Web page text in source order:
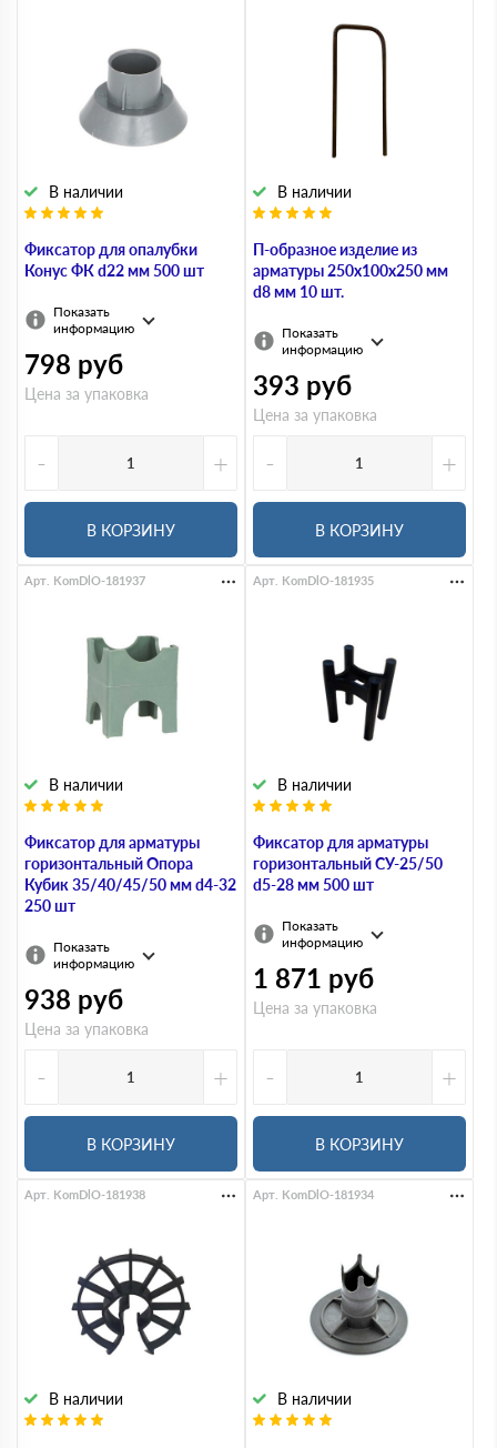
Фиксатор для опалубки
Конус ФК d22 мм 500 шт
В наличии
Показать
информацию
798 руб
Цена за упаковка
- +
В КОРЗИНУ
П-образное изделие из
арматуры 250х100х250 мм
d8 мм 10 шт.
В наличии
Показать
информацию
393 руб
Цена за упаковка
- +
В КОРЗИНУ
Фиксатор для арматуры
горизонтальный Опора
Кубик 35/40/45/50 мм d4-32
250 шт
В наличии
Арт. KomDlO-181937
Показать
информацию
938 руб
Цена за упаковка
- +
В КОРЗИНУ
Фиксатор для арматуры
горизонтальный СУ-25/50
d5-28 мм 500 шт
В наличии
Арт. KomDlO-181935
Показать
информацию
1 871 руб
Цена за упаковка
- +
В КОРЗИНУ
В наличии
Арт. KomDlO-181938
В наличии
Арт. KomDlO-181934